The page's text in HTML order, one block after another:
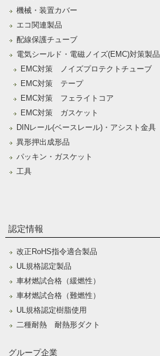
機械・装置カバー
エコ関連製品
配線保護チューブ
電気シールド・電磁ノイズ(EMC)対策製品
EMC対策 ノイズプロテクトチューブ
EMC対策 テープ
EMC対策 フェライトコア
EMC対策 ガスケット
DINレール(ベースレール)・アシスト金具
異形押出成形品
パッキン・ガスケット
工具
認定情報
改正RoHS指令適合製品
UL規格認定製品
車材燃試合格（緩燃性）
車材燃試合格（難燃性）
UL規格認定樹脂使用
二種耐熱 耐熱形ダクト
グループ企業